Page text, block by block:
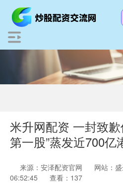
米升网配资 一封致
第一股”蒸发近700亿
来源：安泽配资官网 网站：
06:52:45
查看：137